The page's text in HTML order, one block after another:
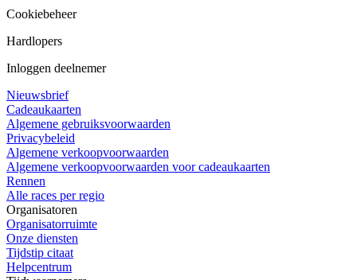
Cookiebeheer
Hardlopers
Inloggen deelnemer
Nieuwsbrief
Cadeaukaarten
Algemene gebruiksvoorwaarden
Privacybeleid
Algemene verkoopvoorwaarden
Algemene verkoopvoorwaarden voor cadeaukaarten
Rennen
Alle races per regio
Organisatoren
Organisatorruimte
Onze diensten
Tijdstip citaat
Helpcentrum